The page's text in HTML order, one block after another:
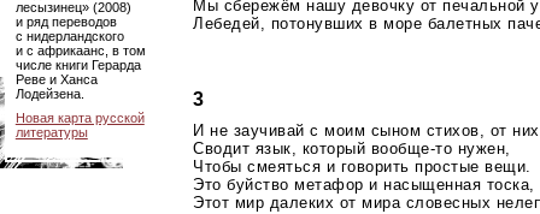
лесызинец» (2008)
и ряд переводов
с нидерландского
и с африкаанс, в том
числе книги Герарда
Реве и Ханса
Лодейзена.
Новая карта русской
литературы
Мы сбережём нашу девочку от печальной
Лебедей, потонувших в море балетных
3
И не заучивай с моим сыном стихов, от них
Сводит язык, который вообще-то нужен,
Чтобы смеяться и говорить простые вещи.
Это буйство метафор и насыщенная тоска,
Этот мир далеких от мира словесных